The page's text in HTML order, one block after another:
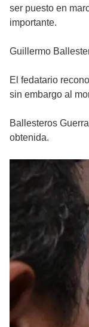
ser puesto en
importante.
Guillermo
El fedatario
sin embargo al
Ballesteros
obtenida.